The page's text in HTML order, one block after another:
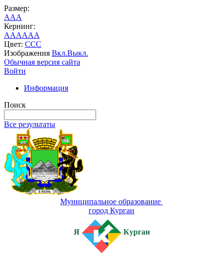
Размер:
AAA
Кернинг:
AAAAAA
Цвет: CCC
Изображения Вкл.Выкл.
Обычная версия сайта
Войти
Информация
Поиск
Все результаты
Муниципальное образование
город Курган
Я Курган